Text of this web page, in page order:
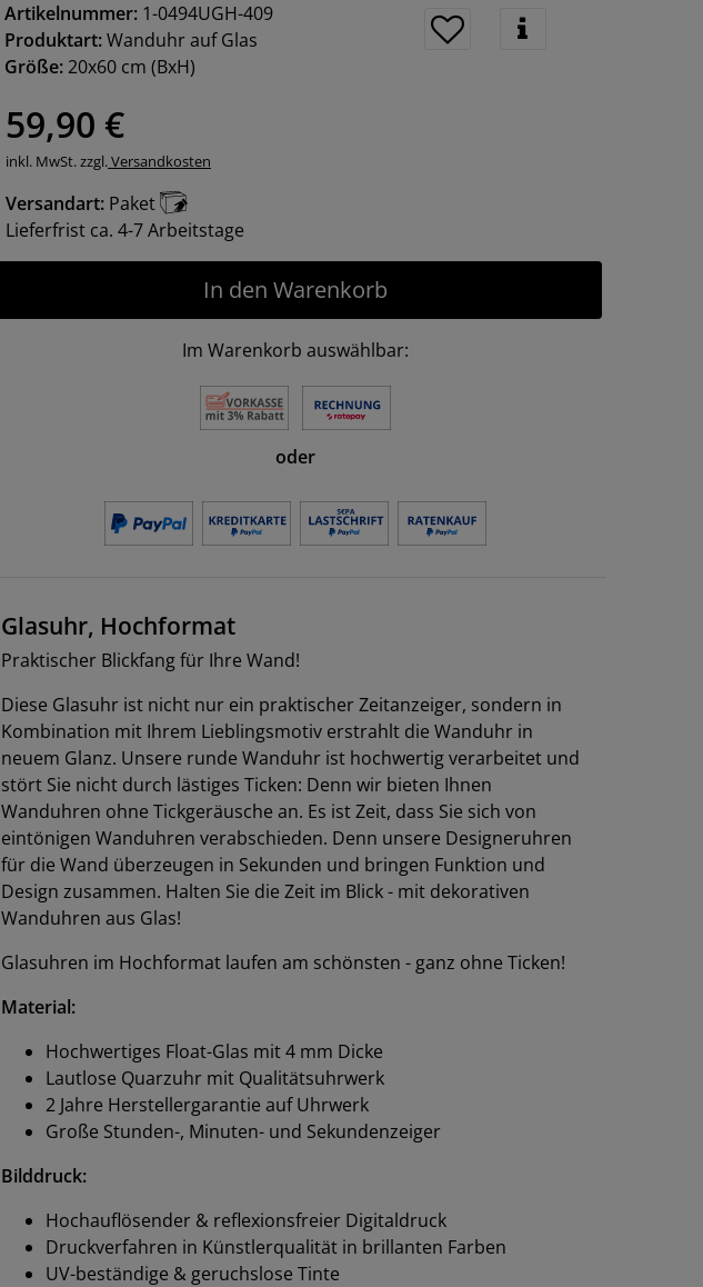
Artikelnummer: 1-0494UGH-409
Produktart:Wanduhr auf Glas
Größe:20x60 cm (BxH)
59,90 €
inkl. MwSt. zzgl.Versandkosten
Versandart: Paket
Lieferfrist ca. 4-7 Arbeitstage
In den Warenkorb
Im Warenkorb auswählbar:
oder
Glasuhr, Hochformat
Praktischer Blickfang für Ihre Wand!
Diese Glasuhr ist nicht nur ein praktischer Zeitanzeiger, sondern in
Kombination mit Ihrem Lieblingsmotiv erstrahlt die Wanduhr in
neuem Glanz. Unsere runde Wanduhr ist hochwertig verarbeitet und
stört Sie nicht durch lästiges Ticken: Denn wir bieten Ihnen
Wanduhren ohne Tickgeräusche an. Es ist Zeit, dass Sie sich von
eintönigen Wanduhren verabschieden. Denn unsere Designeruhren
für die Wand überzeugen in Sekunden und bringen Funktion und
Design zusammen. Halten Sie die Zeit im Blick - mit dekorativen
Wanduhren aus Glas!
Glasuhren im Hochformat laufen am schönsten - ganz ohne Ticken!
Material:
Hochwertiges Float-Glas mit 4 mm Dicke
Lautlose Quarzuhr mit Qualitätsuhrwerk
2 Jahre Herstellergarantie auf Uhrwerk
Große Stunden-, Minuten- und Sekundenzeiger
Bilddruck:
Hochauflösender & reflexionsfreier Digitaldruck
Druckverfahren in Künstlerqualität in brillanten Farben
UV-beständige & geruchslose Tinte